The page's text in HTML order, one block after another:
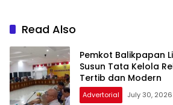
Read Also
Pemkot Balikpapan
Susun Tata Kelola
Tertib dan Modern
Advertorial July 30, 2026